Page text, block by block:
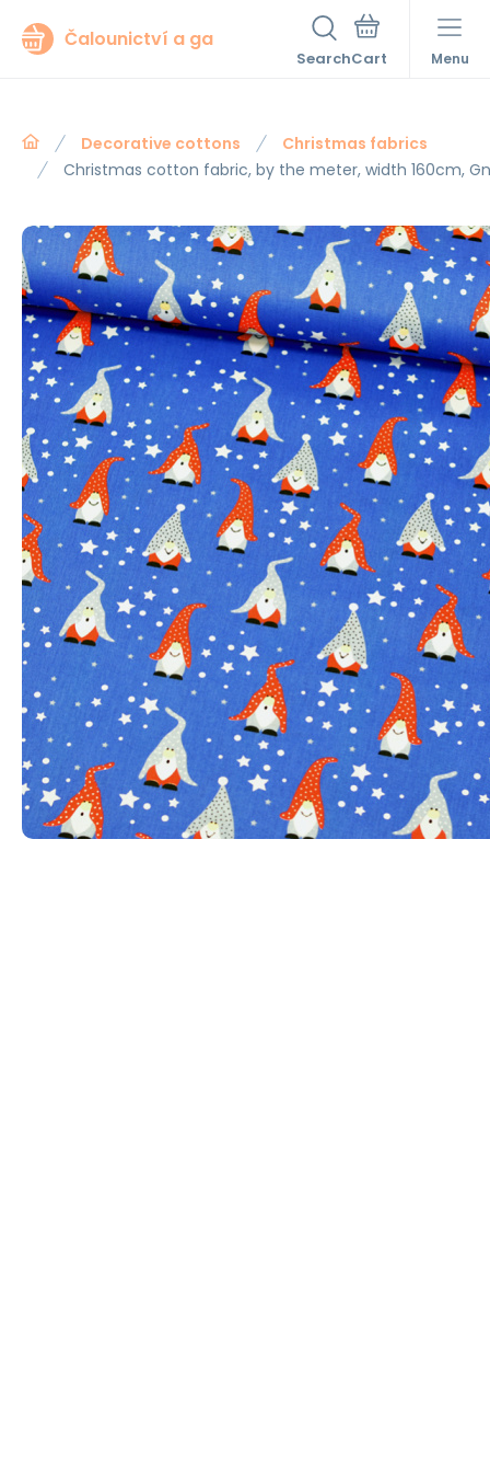
Čalounictví a ga
Search Menu
Decorative cottons
Christmas fabrics
Christmas cotton fabric, by the meter, width 160cm,